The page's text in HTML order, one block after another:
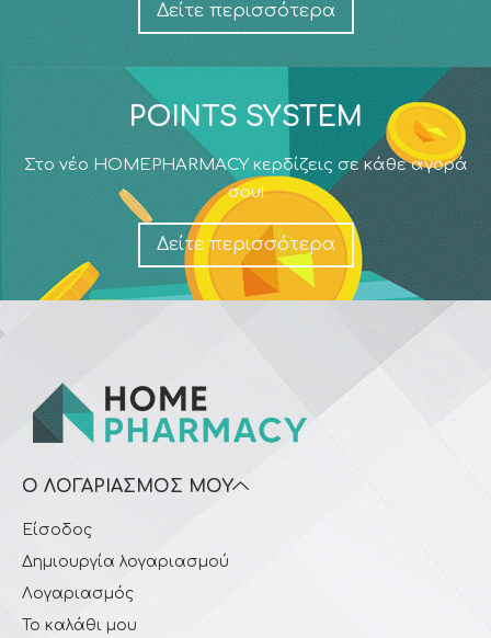
Δείτε περισσότερα
POINTS SYSTEM
Στο νέο HOMEPHARMACY κερδίζεις σε κάθε αγορά
σου!
Δείτε περισσότερα
Ο ΛΟΓΑΡΙΑΣΜΌΣ ΜΟΥ
Είσοδος
Δημιουργία λογαριασμού
Λογαριασμός
Το καλάθι μου